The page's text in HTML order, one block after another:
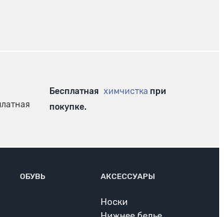
Бесплатная химчистка при
покупке.
ОБУВЬ АКСЕССУАРЫ
Носки